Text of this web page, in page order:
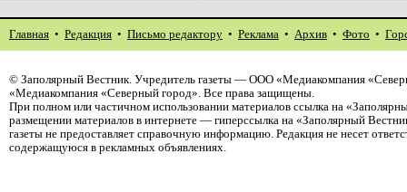
Главная • Редакция • Письмо редактору • Реклама • Архив • Фото •
© Заполярный Вестник. Учредитель газеты — ООО «Медиакомпания
«Медиакомпания «Северный город». Все права защищены.
При полном или частичном использовании материалов ссылка на
размещении материалов в интернете — гиперссылка на «Заполярный
газеты не предоставляет справочную информацию. Редакция не несет
содержащуюся в рекламных объявлениях.